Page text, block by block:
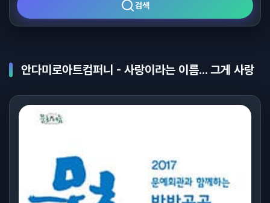
검색
안다미로아트컴퍼니 - 사랑이라는 이름... 그게 사랑